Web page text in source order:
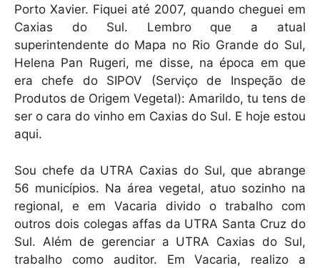
Porto Xavier. Fiquei até 2007, quando cheguei em
Caxias do Sul. Lembro que a atual
superintendente do Mapa no Rio Grande do Sul,
Helena Pan Rugeri, me disse, na época em que
era chefe do SIPOV (Serviço de Inspeção de
Produtos de Origem Vegetal): Amarildo, tu tens de
ser o cara do vinho em Caxias do Sul. E hoje estou
aqui.
Sou chefe da UTRA Caxias do Sul, que abrange
56 municípios. Na área vegetal, atuo sozinho na
regional, e em Vacaria divido o trabalho com
outros dois colegas affas da UTRA Santa Cruz do
Sul. Além de gerenciar a UTRA Caxias do Sul,
trabalho como auditor. Em Vacaria, realizo a